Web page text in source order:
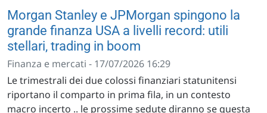
Morgan Stanley e JPMorgan spingono la
grande finanza USA a livelli record: utili
stellari, trading in boom
Finanza e mercati - 17/07/2026 16:29
Le trimestrali dei due colossi finanziari statunitensi
riportano il comparto in prima fila, in un contesto
macro incerto .. le prossime sedute diranno se questa